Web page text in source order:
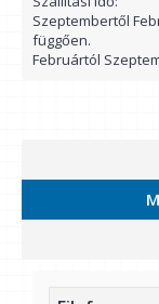
Szeptembertől
függően.
Februártól